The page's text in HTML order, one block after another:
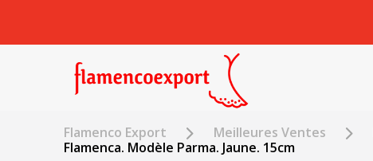
Flamenco Export Meilleures Ventes
Flamenca. Modèle Parma. Jaune. 15cm